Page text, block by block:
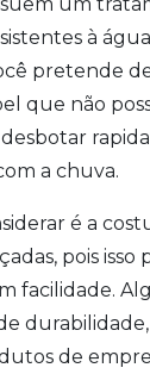
à água
pretende
que não
a chuva.
é a
pois
facilidade.
de